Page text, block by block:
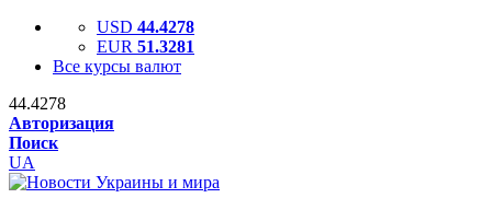
USD 44.4278
EUR 51.3281
Все курсы валют
44.4278
Авторизация
Поиск
UA